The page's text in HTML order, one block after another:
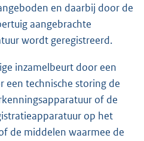
en daarbij door de
aangebrachte
wordt geregistreerd.
inzamelbeurt door een
een technische storing de
of de
op het
de middelen waarmee de